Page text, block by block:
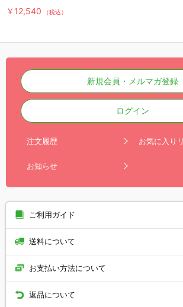
￥12,540 （税込）
新規会員・メルマガ登録
ログイン
注文履歴 お気に入り
お知らせ
ご利用ガイド
送料について
お支払い方法について
返品について